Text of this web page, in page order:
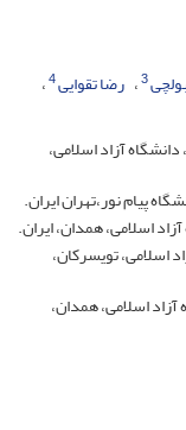
3 رضا تقوایی4
آزاد اسلامی،
پیام نور،تهران ایران.
اسلامی، همدان، ایران.
اسلامی، تویسرکان،
اسلامی، همدان،